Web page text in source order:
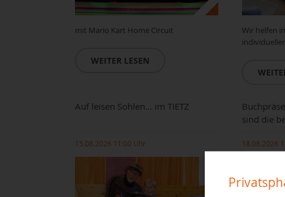
mit Mario Kart Home Circuit
WEITER LESEN
Wir helfen
Auf leisen Sohlen… im TIETZ
15.08.2026 11:00 Uhr
sind die
18.08.2026